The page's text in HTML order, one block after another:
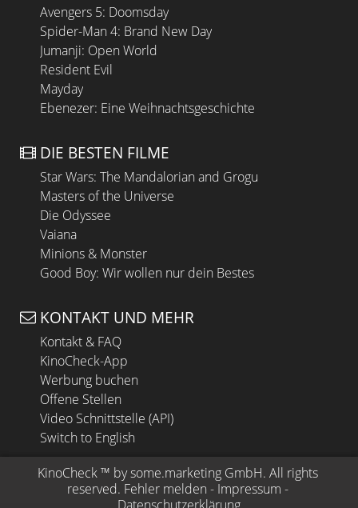
Avengers 5: Doomsday
Spider-Man 4: Brand New Day
Jumanji: Open World
Resident Evil
Mayday
Ebenezer: Eine Weihnachtsgeschichte
DIE BESTEN FILME
Star Wars: The Mandalorian and Grogu
Masters of the Universe
Die Odyssee
Vaiana
Minions & Monster
Good Boy: Wir wollen nur dein Bestes
KONTAKT UND MEHR
Kontakt & FAQ
KinoCheck-App
Werbung buchen
Offene Stellen
Video Schnittstelle (API)
Switch to English
KinoCheck ™ by some.marketing GmbH. All rights
reserved. Fehler melden - Impressum -
Datenschutzerklärung